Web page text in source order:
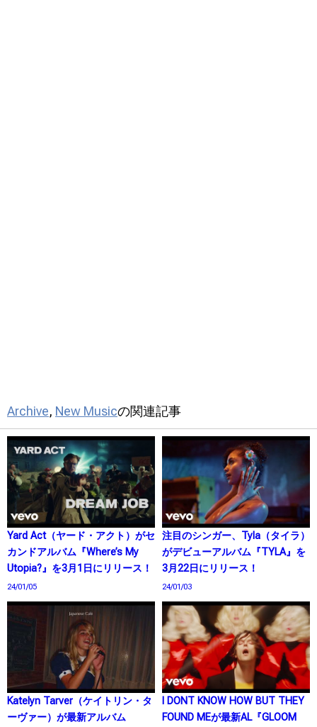
Archive, New Musicの関連記事
Yard Act（ヤード・アクト）がセ
カンドアルバム『Where’s My
Utopia?』を3月1日にリリース！
24/01/05
注目のシンガー、Tyla（タイラ）
がデビューアルバム『TYLA』を
3月22日にリリース！
24/01/03
Katelyn Tarver（ケイトリン・タ
ーヴァー）が最新アルバム
I DONT KNOW HOW BUT THEY
FOUND MEが最新AL『GLOOM